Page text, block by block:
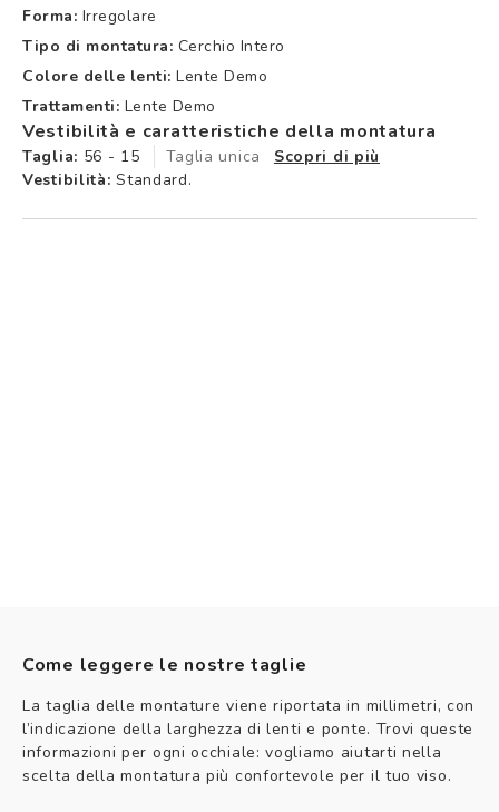
Forma: Irregolare
Tipo di montatura: Cerchio Intero
Colore delle lenti: Lente Demo
Trattamenti: Lente Demo
Vestibilità e caratteristiche della montatura
Taglia: 56 - 15 Taglia unica
Scopri di più
Vestibilità: Standard.
Come leggere le nostre taglie
La taglia delle montature viene riportata in millimetri, con
l’indicazione della larghezza di lenti e ponte. Trovi queste
informazioni per ogni occhiale: vogliamo aiutarti nella
scelta della montatura più confortevole per il tuo viso.